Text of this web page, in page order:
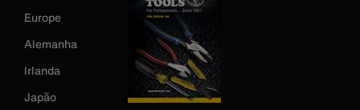
Europe
Alemanha
Irlanda
Japão